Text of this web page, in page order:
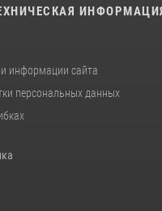
информации сайта
персональных данных